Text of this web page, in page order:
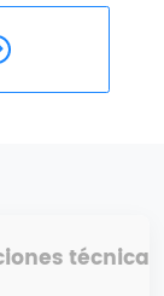
técnicas